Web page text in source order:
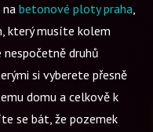
betonové ploty praha,
který musíte kolem
druhů
si vyberete přesně
domu a celkově k
se bát, že pozemek